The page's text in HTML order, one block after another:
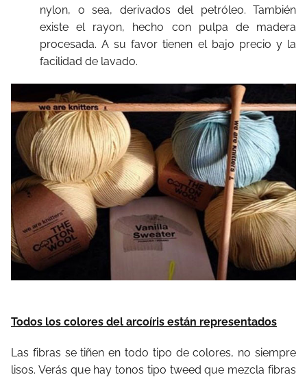
nylon, o sea, derivados del petróleo. También
existe el rayon, hecho con pulpa de madera
procesada. A su favor tienen el bajo precio y la
facilidad de lavado.
Todos los colores del arcoíris están representados
Las fibras se tiñen en todo tipo de colores, no siempre
lisos. Verás que hay tonos tipo tweed que mezcla fibras